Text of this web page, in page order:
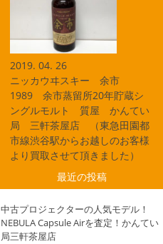
2019. 04. 26
ニッカウヰスキー 余市
1989 余市蒸留所20年貯蔵シ
ングルモルト 質屋 かんてい
局 三軒茶屋店 （東急田園都
市線渋谷駅からお越しのお客様
より買取させて頂きました）
最近の投稿
中古プロジェクターの人気モデル！
NEBULA Capsule Airを査定！かんてい
局三軒茶屋店